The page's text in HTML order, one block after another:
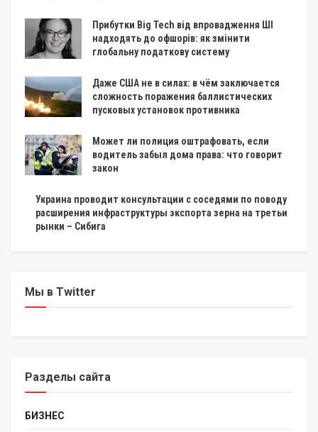
Прибутки Big Tech від впровадження ШІ
надходять до офшорів: як змінити
глобальну податкову систему
Даже США не в силах: в чём заключается
сложность поражения баллистических
пусковых установок противника
Может ли полиция оштрафовать, если
водитель забыл дома права: что говорит
закон
Украина проводит консультации с соседями по поводу
расширения инфраструктуры экспорта зерна на третьи
рынки – Сибига
Мы в Twitter
Разделы сайта
БИЗНЕС